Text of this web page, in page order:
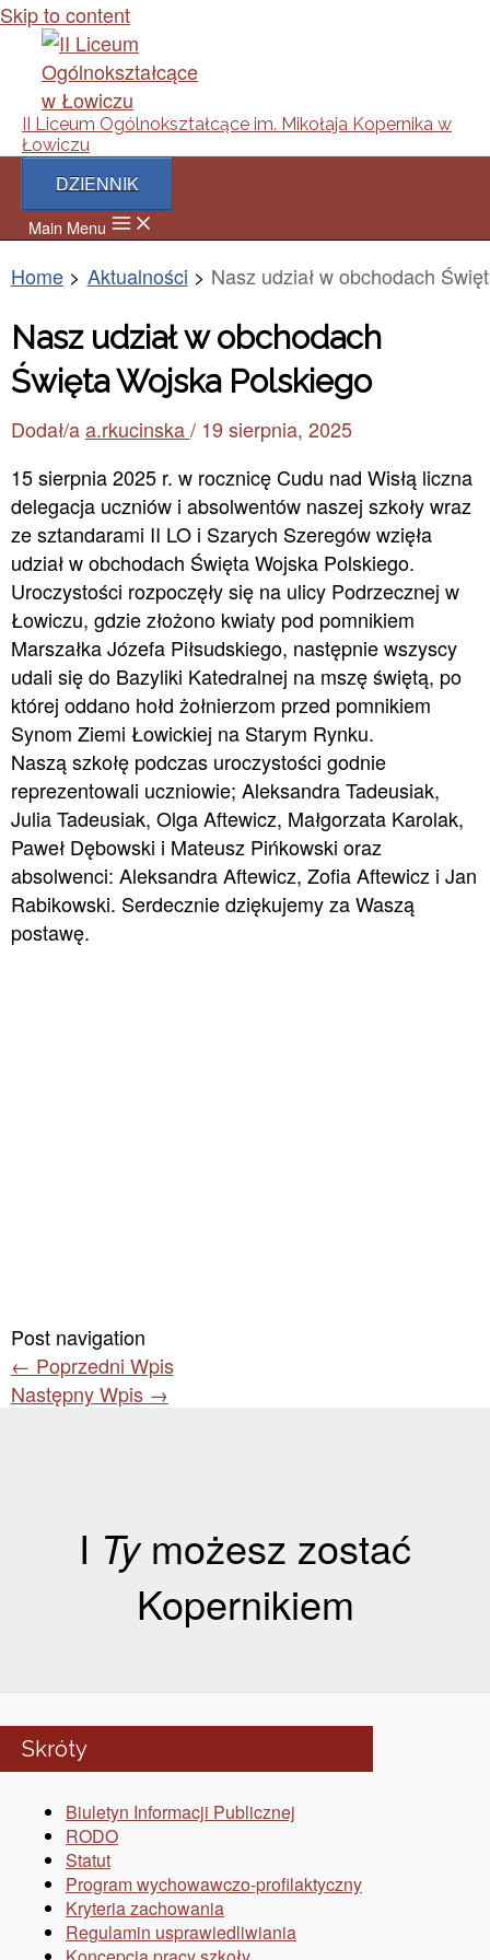
Skip to content
II Liceum Ogólnokształcące im. Mikołaja Kopernika w
Łowiczu
DZIENNIK
Main Menu
Home Aktualności Nasz udział w obchodach
Nasz udział w obchodach
Święta Wojska Polskiego
Dodał/a a.rkucinska/ 19 sierpnia, 2025
15 sierpnia 2025 r. w rocznicę Cudu nad Wisłą liczna
delegacja uczniów i absolwentów naszej szkoły wraz
ze sztandarami II LO i Szarych Szeregów wzięła
udział w obchodach Święta Wojska Polskiego.
Uroczystości rozpoczęły się na ulicy Podrzecznej w
Łowiczu, gdzie złożono kwiaty pod pomnikiem
Marszałka Józefa Piłsudskiego, następnie wszyscy
udali się do Bazyliki Katedralnej na mszę świętą, po
której oddano hołd żołnierzom przed pomnikiem
Synom Ziemi Łowickiej na Starym Rynku.
Naszą szkołę podczas uroczystości godnie
reprezentowali uczniowie; Aleksandra Tadeusiak,
Julia Tadeusiak, Olga Aftewicz, Małgorzata Karolak,
Paweł Dębowski i Mateusz Pińkowski oraz
absolwenci: Aleksandra Aftewicz, Zofia Aftewicz i Jan
Rabikowski. Serdecznie dziękujemy za Waszą
postawę.
Post navigation
← Poprzedni Wpis
Następny Wpis →
I Tymożesz zostać
Kopernikiem
Skróty
Biuletyn Informacji Publicznej
RODO
Statut
Program wychowawczo-profilaktyczny
Kryteria zachowania
Regulamin usprawiedliwiania